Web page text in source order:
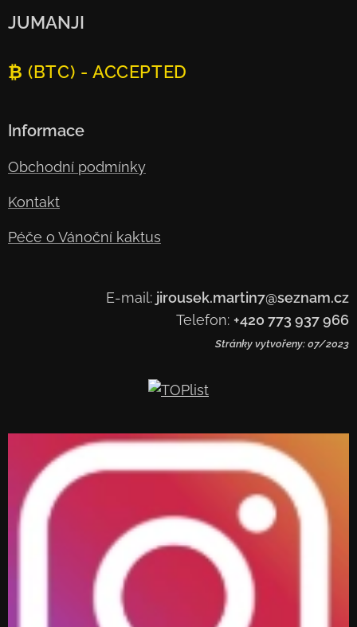
JUMANJI
₿ (BTC) - ACCEPTED
Informace
Obchodní podmínky
Kontakt
Péče o Vánoční kaktus
E-mail: jirousek.martin7@seznam.cz
Telefon: +420 773 937 966
Stránky vytvořeny: 07/2023